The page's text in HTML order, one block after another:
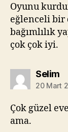
Oyunu
eğlenceli bir
bağımlılık
çok çok iyi.
Selim
20 Mart
Çok güzel
ama.